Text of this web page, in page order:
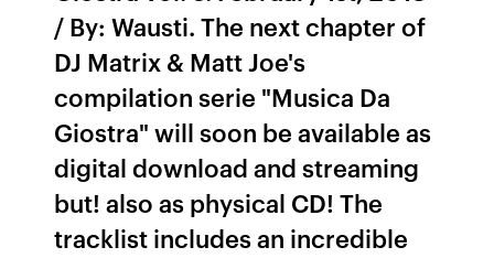
/ By: Wausti. The next chapter of
DJ Matrix & Matt Joe's
compilation serie "Musica Da
Giostra" will soon be available as
digital download and streaming
but! also as physical CD! The
tracklist includes an incredible